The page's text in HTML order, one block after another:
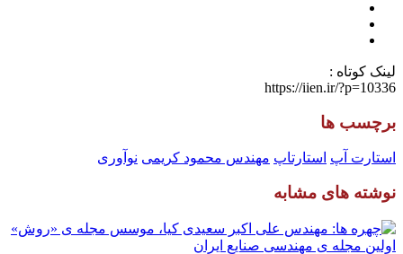
لینک کوتاه :
https://iien.ir/?p=10336
برچسب ها
استارت آپ استارتاپ مهندس محمود کریمی نوآوری
نوشته های مشابه